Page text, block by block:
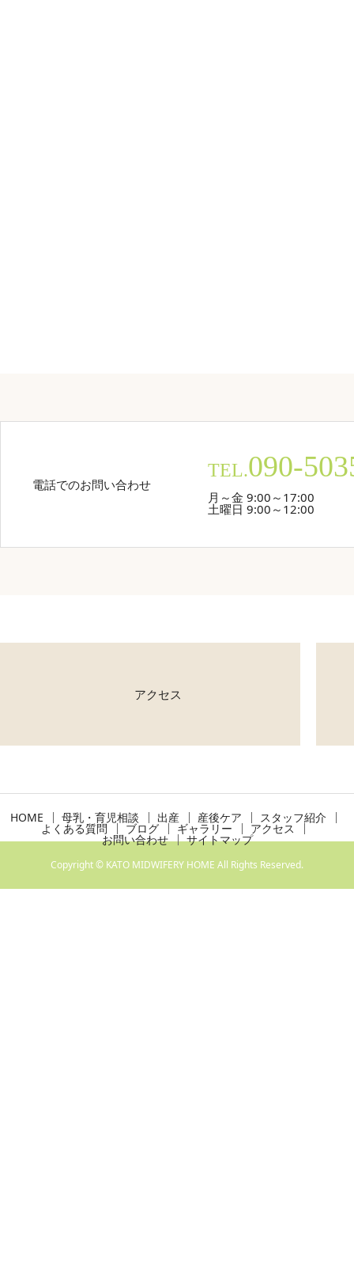
電話でのお問い合わせ
TEL.090-
月～金 9:00～17:00
土曜日 9:00～12:00
アクセス
HOME 母乳・育児相談 出産 産後ケア スタッフ紹介
よくある質問 ブログ ギャラリー アクセス
お問い合わせ サイトマップ
Copyright © KATO MIDWIFERY HOME All Rights Reserved.